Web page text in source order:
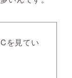
を見てい